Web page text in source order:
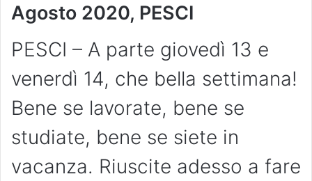
Agosto 2020, PESCI
PESCI – A parte giovedì 13 e
venerdì 14, che bella settimana!
Bene se lavorate, bene se
studiate, bene se siete in
vacanza. Riuscite adesso a fare